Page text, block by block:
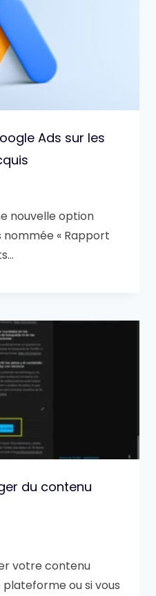
Ads sur les
nouvelle option
« Rapport
du contenu
votre contenu
ou si vous